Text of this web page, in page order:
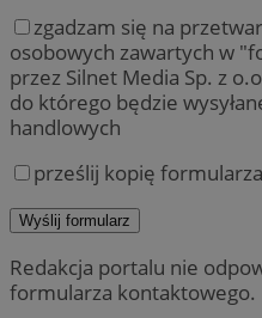
zgadzam się na
osobowych zawartych w
przez Silnet Media Sp. z
do którego będzie
handlowych
prześlij kopię
Redakcja portalu nie
formularza kontaktowego.